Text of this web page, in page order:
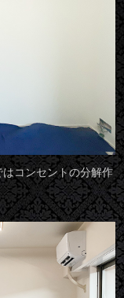
コンセントの分解作